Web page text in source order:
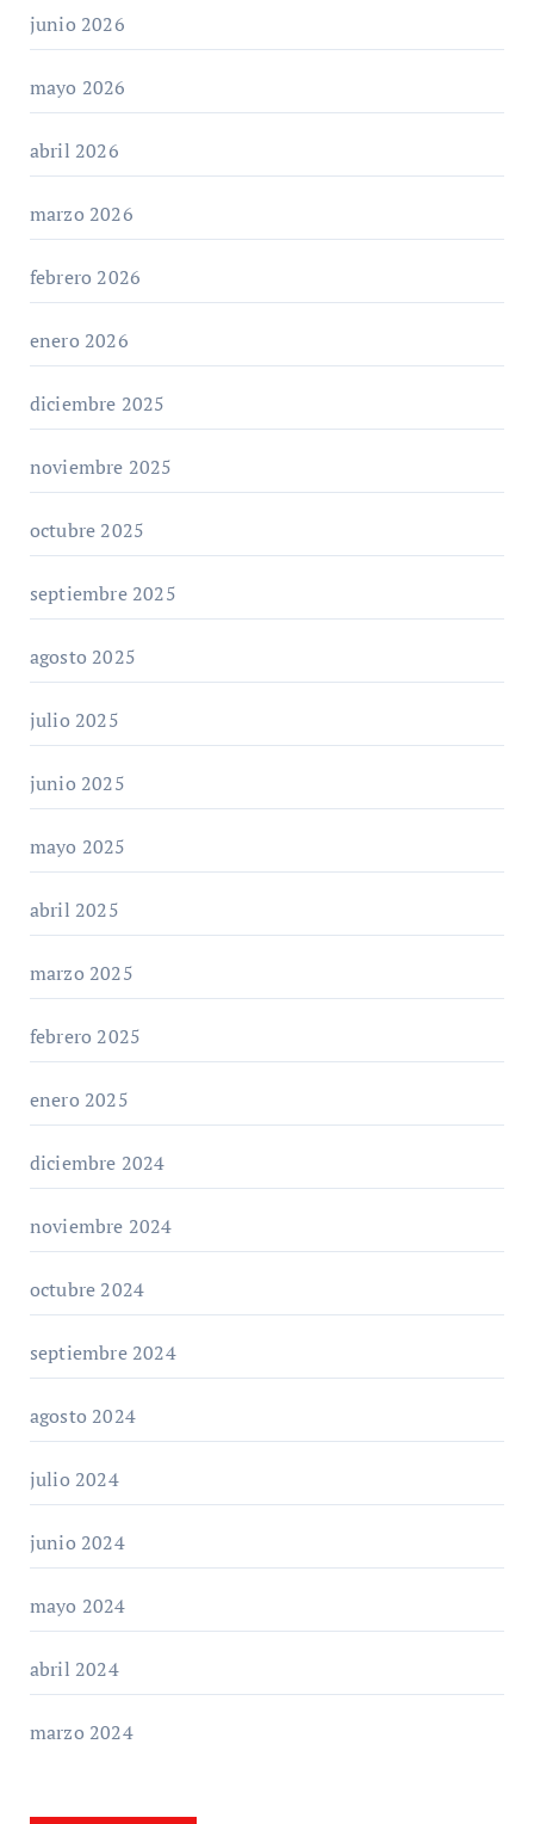
junio 2026
mayo 2026
abril 2026
marzo 2026
febrero 2026
enero 2026
diciembre 2025
noviembre 2025
octubre 2025
septiembre 2025
agosto 2025
julio 2025
junio 2025
mayo 2025
abril 2025
marzo 2025
febrero 2025
enero 2025
diciembre 2024
noviembre 2024
octubre 2024
septiembre 2024
agosto 2024
julio 2024
junio 2024
mayo 2024
abril 2024
marzo 2024